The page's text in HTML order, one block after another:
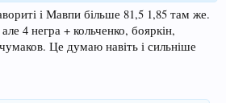
і Мавпи більше 81,5 1,85 там же.
4 негра + кольченко, бояркін,
Це думаю навіть і сильніше